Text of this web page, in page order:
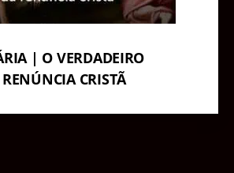
| O VERDADEIRO
CRISTÃ